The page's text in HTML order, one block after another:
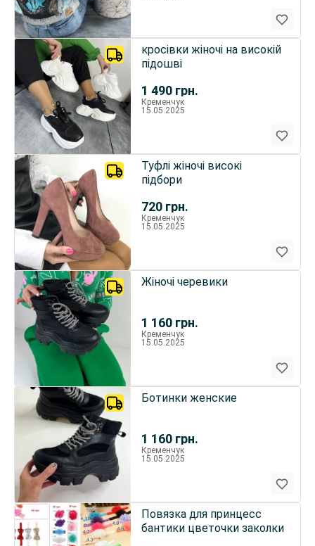
1 490 грн.
кросівки жіночі на високій
підошві
Кременчук
15.05.2025
720 грн.
Туфлі жіночі високі
підбори
Кременчук
15.05.2025
1 160 грн.
Жіночі черевики
Кременчук
15.05.2025
1 160 грн.
Ботинки женские
Кременчук
15.05.2025
Повязка для принцесс
бантики цветочки заколки